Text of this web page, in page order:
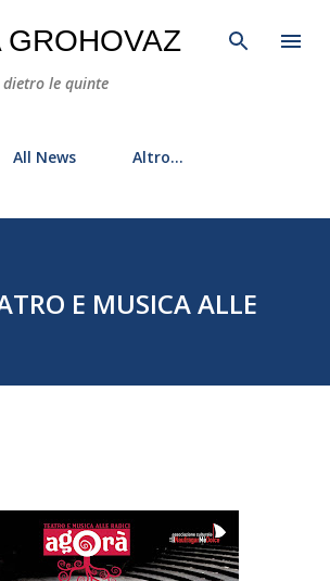
Passa ai contenuti principali
GROHOVAZ
dietro le quinte
All News Altro…
E MUSICA ALLE